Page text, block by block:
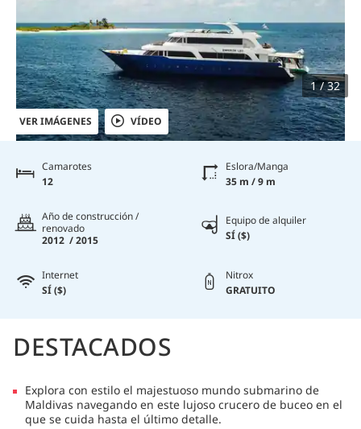
VER IMÁGENES VÍDEO
1 / 32
Camarotes
12
Eslora/Manga
35 m / 9 m
Año de construcción /
renovado
2012 / 2015
Equipo de alquiler
SÍ ($)
Internet
SÍ ($)
Nitrox
GRATUITO
DESTACADOS
Explora con estilo el majestuoso mundo submarino de
Maldivas navegando en este lujoso crucero de buceo en el
que se cuida hasta el último detalle.